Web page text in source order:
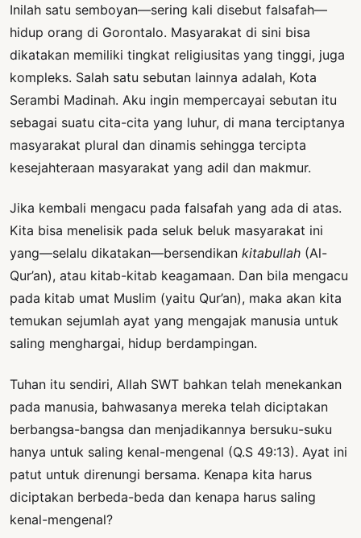
Inilah satu semboyan—sering kali disebut falsafah—
hidup orang di Gorontalo. Masyarakat di sini bisa
dikatakan memiliki tingkat religiusitas yang tinggi, juga
kompleks. Salah satu sebutan lainnya adalah, Kota
Serambi Madinah. Aku ingin mempercayai sebutan itu
sebagai suatu cita-cita yang luhur, di mana terciptanya
masyarakat plural dan dinamis sehingga tercipta
kesejahteraan masyarakat yang adil dan makmur.
Jika kembali mengacu pada falsafah yang ada di atas.
Kita bisa menelisik pada seluk beluk masyarakat ini
yang—selalu dikatakan—bersendikan kitabullah (Al-
Qur’an), atau kitab-kitab keagamaan. Dan bila mengacu
pada kitab umat Muslim (yaitu Qur’an), maka akan kita
temukan sejumlah ayat yang mengajak manusia untuk
saling menghargai, hidup berdampingan.
Tuhan itu sendiri, Allah SWT bahkan telah menekankan
pada manusia, bahwasanya mereka telah diciptakan
berbangsa-bangsa dan menjadikannya bersuku-suku
hanya untuk saling kenal-mengenal (Q.S 49:13). Ayat ini
patut untuk direnungi bersama. Kenapa kita harus
diciptakan berbeda-beda dan kenapa harus saling
kenal-mengenal?